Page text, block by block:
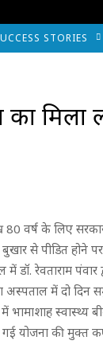
STORIES
का मिला
80 वर्ष के लिए
बुखार से पीडित होने
रेवताराम पंवार
अस्पताल में दो दिन
भामाशाह स्वास्थ्य
गई योजना की मुक्त